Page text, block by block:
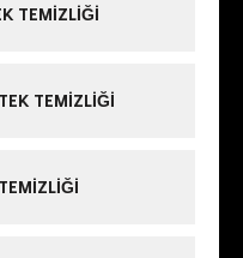
TEMIZLIĞI
TEMIZLIĞI